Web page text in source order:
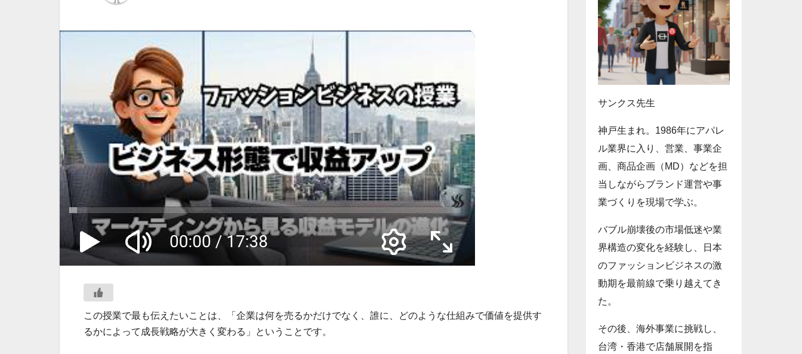
この授業で最も伝えたいことは、「企業は何を売るかだけでなく、誰に、どのような仕組みで価値を提供す
るかによって成長戦略が大きく変わる」ということです。
サンクス先生
神戸生まれ。1986年にアパレ
ル業界に入り、営業、事業企
画、商品企画（MD）などを担
当しながらブランド運営や事
業づくりを現場で学ぶ。
バブル崩壊後の市場低迷や業
界構造の変化を経験し、日本
のファッションビジネスの激
動期を最前線で乗り越えてき
た。
その後、海外事業に挑戦し、
台湾・香港で店舗展開を指